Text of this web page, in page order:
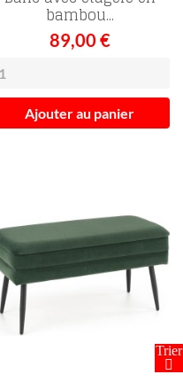
bambou...
89,00 €
Ajouter au panier